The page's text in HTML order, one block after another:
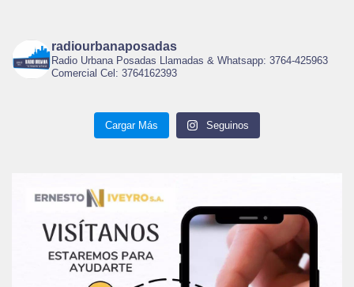
radiourbanaposadas
Radio Urbana Posadas Llamadas & Whatsapp: 3764-425963
Comercial Cel: 3764162393
Cargar Más Seguinos